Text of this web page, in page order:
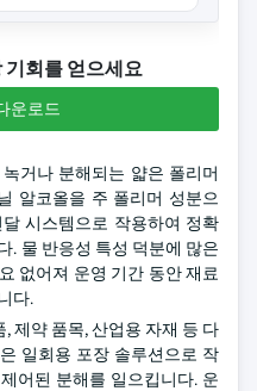
기회를 얻으세요
운로드
거나 분해되는 얇은 폴리머
알코올을 주 폴리머 성분으
시스템으로 작용하여 정확
. 물 반응성 특성 덕분에 많은
없어져 운영 기간 동안 재료
다.
제약 품목, 산업용 자재 등 다
일회용 포장 솔루션으로 작
어된 분해를 일으킵니다. 운